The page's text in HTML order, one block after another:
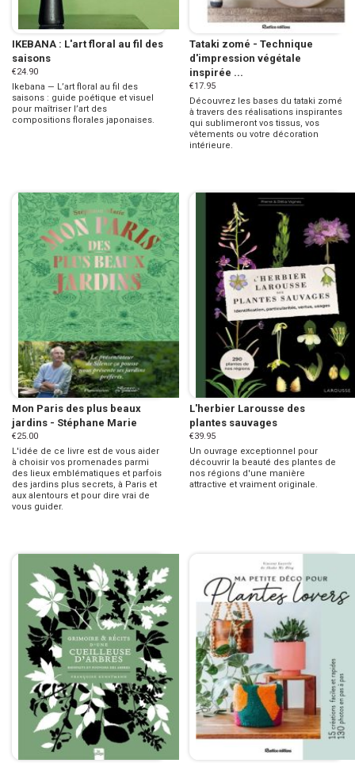
IKEBANA : L'art floral au fil des
saisons
€24.90
Ikebana — L’art floral au fil des
saisons : guide poétique et visuel
pour maîtriser l’art des
compositions florales japonaises.
Tataki zomé - Technique
d'impression végétale
inspirée ...
€17.95
Découvrez les bases du tataki zomé
à travers des réalisations inspirantes
qui sublimeront vos tissus, vos
vêtements ou votre décoration
intérieure.
Mon Paris des plus beaux
jardins - Stéphane Marie
€25.00
L'idée de ce livre est de vous aider
à choisir vos promenades parmi
des lieux emblématiques et parfois
des jardins plus secrets, à Paris et
aux alentours et pour dire vrai de
vous guider.
L'herbier Larousse des
plantes sauvages
€39.95
Un ouvrage exceptionnel pour
découvrir la beauté des plantes de
nos régions d'une manière
attractive et vraiment originale.